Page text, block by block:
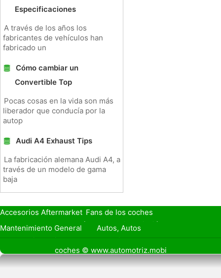
Especificaciones
A través de los años los
fabricantes de vehículos han
fabricado un
Cómo cambiar un
Convertible Top
Pocas cosas en la vida son más
liberador que conducía por la
autop
Audi A4 Exhaust Tips
La fabricación alemana Audi A4, a
través de un modelo de gama
baja
Accesorios Aftermarket Fans de los coches
Seguro de Coche
Préstamos y Financiación
Mantenimiento General
Autos, Autos
Seguridad Vial
Combustibles
Vender Mi Cochecoches © www.automotriz.mobi